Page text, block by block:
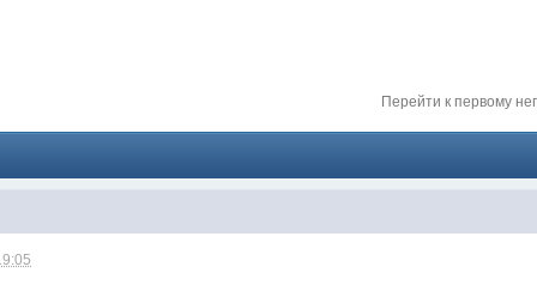
))))
Перейти к первому